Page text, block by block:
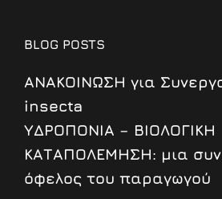
BLOG POSTS
ΑΝΑΚΟΙΝΩΣΗ για
insecta
ΥΔΡΟΠΟΝΙΑ – ΒΙΟΛΟΓΙΚΗ
ΚΑΤΑΠΟΛΕΜΗΣΗ: μια
όφελος του παραγωγού